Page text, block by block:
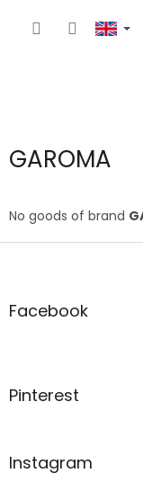
GAROMA
No goods of brand
F
Facebook
Pinterest
Instagram